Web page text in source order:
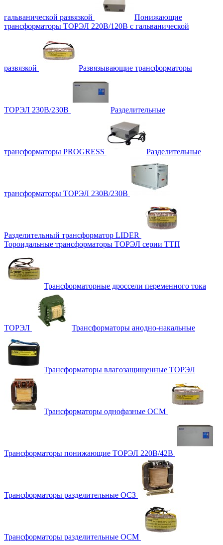
гальванической развязкой
Понижающие
трансформаторы ТОРЭЛ 220В/120В с гальванической
развязкой Развязывающие трансформаторы
ТОРЭЛ 230В/230В Разделительные
трансформаторы PROGRESS Разделительные
трансформаторы ТОРЭЛ 230В/230В
Разделительный трансформатор LIDER
Тороидальные трансформаторы ТОРЭЛ серии ТТП
Трансформаторные дроссели переменного тока
ТОРЭЛ Трансформаторы анодно-накальные
Трансформаторы влагозащищенные ТОРЭЛ
Трансформаторы однофазные ОСМ
Трансформаторы понижающие ТОРЭЛ 220В/42В
Трансформаторы разделительные ОСЗ
Трансформаторы разделительные ОСМ